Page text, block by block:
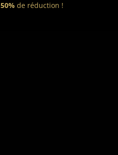
50% de réduction !